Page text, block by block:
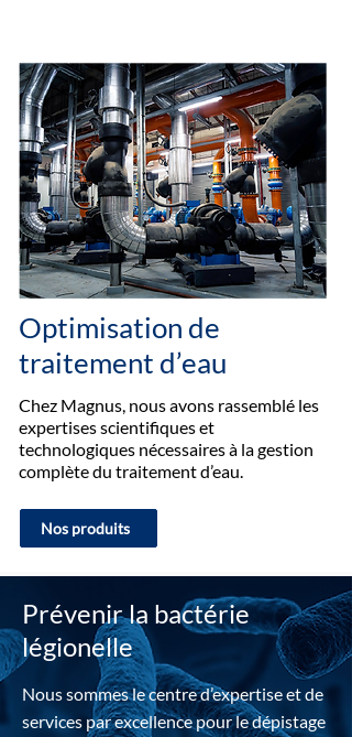
Optimisation de
traitement d’eau
Chez Magnus, nous avons rassemblé les
expertises scientifiques et
technologiques nécessaires à la gestion
complète du traitement d’eau.
Nos produits
Maximiser la
performance de vos
procédés industriels les
plus complexes
Prévenir la bactérie
légionelle
Nous sommes le centre d’expertise et de
services par excellence pour le dépistage